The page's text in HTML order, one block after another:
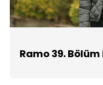
Ramo 39.